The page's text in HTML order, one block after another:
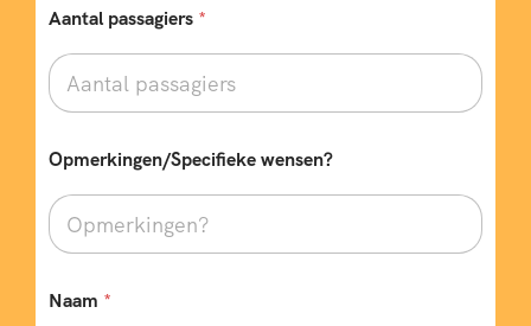
k
n
g
e
/
p
c
f
Aantal passagiers *
Opmerkingen/Specifieke wensen?
Naam *